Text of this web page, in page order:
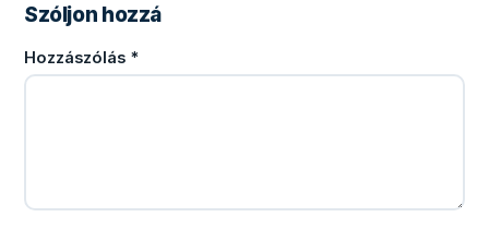
Szóljon hozzá
Hozzászólás *